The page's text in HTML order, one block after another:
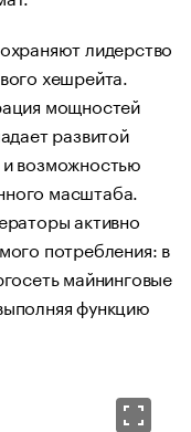
лидерство
хешрейта.
мощностей
развитой
и возможностью
масштаба.
активно
потребления: в
майнинговые
функцию